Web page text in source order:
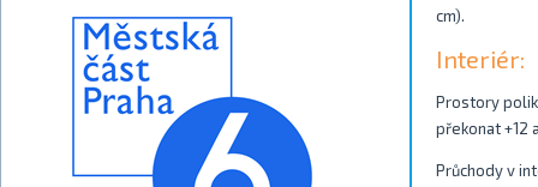
cm).
Interiér:
Prostory
překonat +12
Průchody v